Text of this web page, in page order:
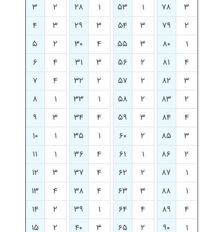
۳
۷۸ ۱ ۵۳ ۱ ۲۸ ۲
۳
۲
۷۹ ۳ ۵۴ ۳ ۲۹ ۳
۴
۱
۸۰ ۳ ۵۵ ۴ ۳۰ ۲
۵
۴
۸۱ ۲ ۵۶ ۳ ۳۱ ۴
۶
۳
۸۲ ۲ ۵۷ ۲ ۳۲ ۴
۷
۲
۸۳ ۲ ۵۸ ۱ ۳۳ ۱
۸
۴
۸۴ ۳ ۵۹ ۴ ۳۴ ۳
۹
۳
۸۵ ۲ ۶۰ ۱ ۳۵ ۱
۱۰
۲
۸۶ ۱ ۶۱ ۴ ۳۶ ۱
۱۱
۱
۸۷ ۲ ۶۲ ۴ ۳۷ ۳
۱۲
۱
۸۸ ۳ ۶۳ ۴ ۳۸ ۴
۱۳
۴
۸۹ ۴ ۶۴ ۱ ۳۹ ۲
۱۴
۱
۹۰ ۲ ۶۵ ۳ ۴۰ ۲
۱۵